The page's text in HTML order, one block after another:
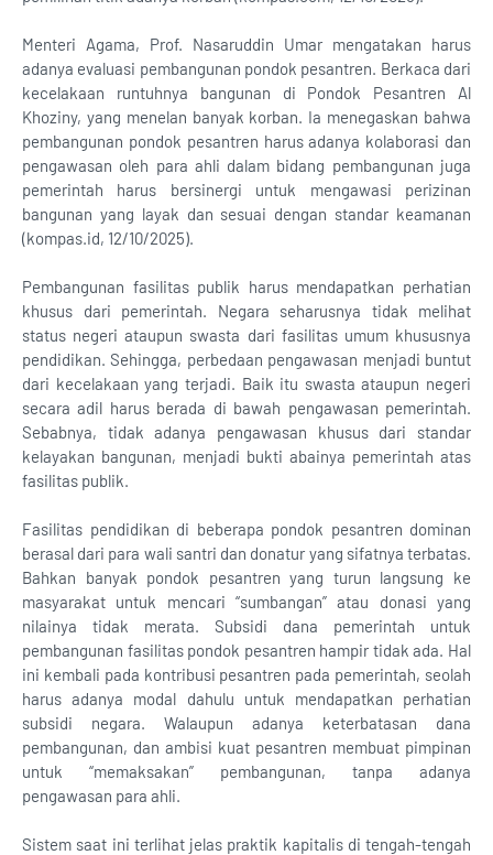
Menteri Agama, Prof. Nasaruddin Umar mengatakan harus
adanya evaluasi pembangunan pondok pesantren. Berkaca dari
kecelakaan runtuhnya bangunan di Pondok Pesantren Al
Khoziny, yang menelan banyak korban. Ia menegaskan bahwa
pembangunan pondok pesantren harus adanya kolaborasi dan
pengawasan oleh para ahli dalam bidang pembangunan juga
pemerintah harus bersinergi untuk mengawasi perizinan
bangunan yang layak dan sesuai dengan standar keamanan
(kompas.id, 12/10/2025).
Pembangunan fasilitas publik harus mendapatkan perhatian
khusus dari pemerintah. Negara seharusnya tidak melihat
status negeri ataupun swasta dari fasilitas umum khususnya
pendidikan. Sehingga, perbedaan pengawasan menjadi buntut
dari kecelakaan yang terjadi. Baik itu swasta ataupun negeri
secara adil harus berada di bawah pengawasan pemerintah.
Sebabnya, tidak adanya pengawasan khusus dari standar
kelayakan bangunan, menjadi bukti abainya pemerintah atas
fasilitas publik.
Fasilitas pendidikan di beberapa pondok pesantren dominan
berasal dari para wali santri dan donatur yang sifatnya terbatas.
Bahkan banyak pondok pesantren yang turun langsung ke
masyarakat untuk mencari “sumbangan” atau donasi yang
nilainya tidak merata. Subsidi dana pemerintah untuk
pembangunan fasilitas pondok pesantren hampir tidak ada. Hal
ini kembali pada kontribusi pesantren pada pemerintah, seolah
harus adanya modal dahulu untuk mendapatkan perhatian
subsidi negara. Walaupun adanya keterbatasan dana
pembangunan, dan ambisi kuat pesantren membuat pimpinan
untuk “memaksakan” pembangunan, tanpa adanya
pengawasan para ahli.
Sistem saat ini terlihat jelas praktik kapitalis di tengah-tengah